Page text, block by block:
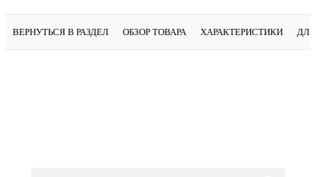
ВЕРНУТЬСЯ В РАЗДЕЛ ОБЗОР ТОВАРА ХАРАКТЕРИСТИКИ